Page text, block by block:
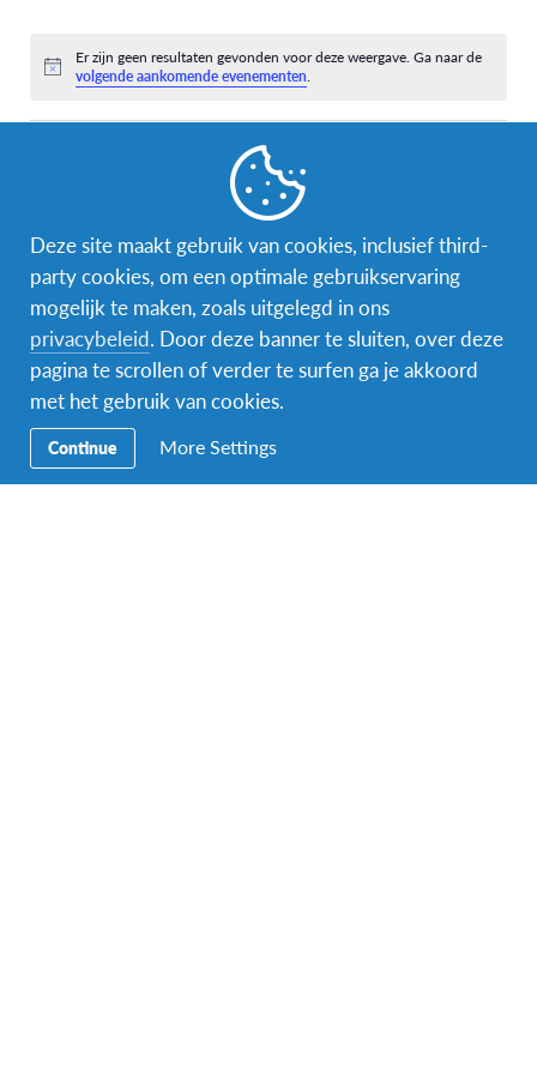
evenementen,evenementen,evenementen,evenementen,
evenementen,
Bericht
Er zijn geen resultaten gevonden voor deze weergave. Ga naar de
volgende aankomende evenementen.
Deze maand
FacebookInstagram
Deze site maakt gebruik van cookies, inclusief third-
party cookies, om een optimale gebruikservaring
mogelijk te maken, zoals uitgelegd in ons
privacybeleid. Door deze banner te sluiten, over deze
pagina te scrollen of verder te surfen ga je akkoord
met het gebruik van cookies.
Continue More Settings